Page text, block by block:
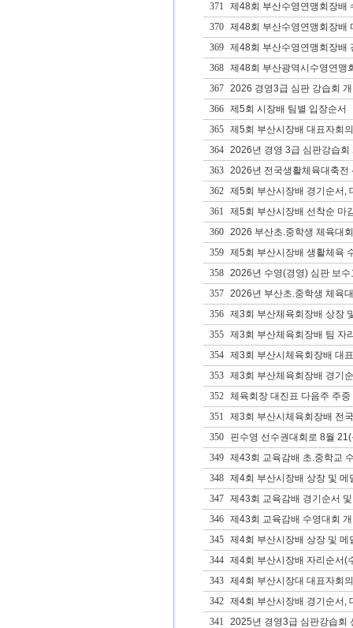
371
제48회 부산수영연맹회장배
370
제48회 부산수영연맹회장배
369
제48회 부산수영연맹회장배
368
제48회 부산광역시수영연맹
367
2026 경영3급 심판 강습회
366
제5회 시장배 팀별 입장순서
365
제5회 부산시장배 대표자회
364
2026년 경영 3급 심판강습회
363
2026년 전국생활체육대축전
362
제5회 부산시장배 경기순서,
361
제5회 부산시장배 선착순 마
360
2026 부산초.중학생 체육대
359
제5회 부산시장배 생활체육
358
2026년 수영(경영) 심판 보
357
2026년 부산초.중학생 체육
356
제3회 부산체육회장배 상장
355
제3회 부산체육회장배 팀 자
354
제3회 부산시체육회장배 대
353
제3회 부산체육회장배 경기
352
체육회장 대진표 다음주 주중
351
제3회 부산시체육회장배 전
350
핀수영 선수권대회로 8월
349
제43회 교육감배 초.중학교
348
제4회 부산시장배 상장 및 메
347
제43회 교육감배 경기순서
346
제43회 교육감배 수영대회
345
제4회 부산시장배 상장 및 메
344
제4회 부산시장배 자리순서(
343
제4회 부산시장대 대표자회
342
제4회 부산시장배 경기순서,
341
2025년 경영3급 심판강습회